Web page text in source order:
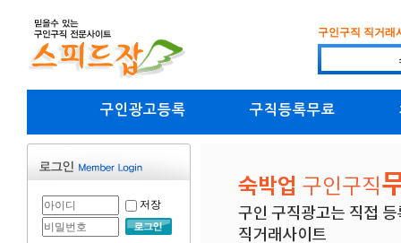
구인구직 직거래
구인광고등록 구직등록무료
저장